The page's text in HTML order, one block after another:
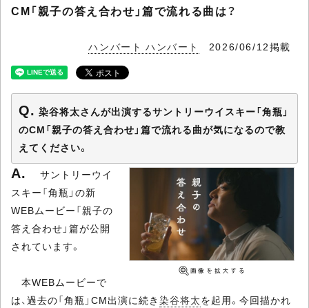
CM「親子の答え合わせ」篇で流れる曲は？
ハンバート ハンバート 2026/06/12掲載
染谷将太さんが出演するサントリーウイスキー「角瓶」
のCM「親子の答え合わせ」篇で流れる曲が気になるので教
えてください。
サントリーウイ
スキー「角瓶」の新
WEBムービー「親子の
答え合わせ」篇が公開
されています。
本WEBムービーで
は、過去の「角瓶」CM出演に続き 染谷将太を起用。今回描かれ